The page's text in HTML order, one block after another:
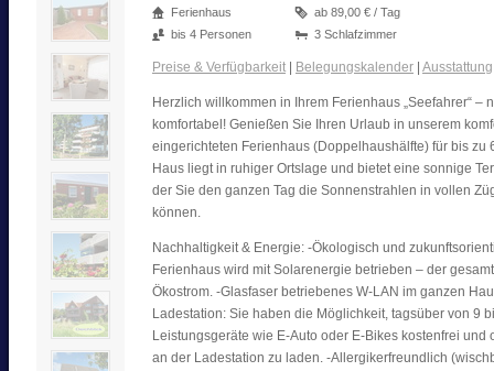
Ferienhaus
bis 4 Personen
ab 89,00 € / Tag
3 Schlafzimmer
Preise & Verfügbarkeit Belegungskalender Ausstattung
Herzlich willkommen in Ihrem Ferienhaus „Seefahrer“ –
komfortabel! Genießen Sie Ihren Urlaub in unserem
eingerichteten Ferienhaus (Doppelhaushälfte) für bis zu
Haus liegt in ruhiger Ortslage und bietet eine sonnige
der Sie den ganzen Tag die Sonnenstrahlen in vollen
können.
Nachhaltigkeit & Energie: -Ökologisch und
Ferienhaus wird mit Solarenergie betrieben – der
Ökostrom. -Glasfaser betriebenes W-LAN im ganzen
Ladestation: Sie haben die Möglichkeit, tagsüber von 9
Leistungsgeräte wie E-Auto oder E-Bikes kostenfrei und
an der Ladestation zu laden. -Allergikerfreundlich